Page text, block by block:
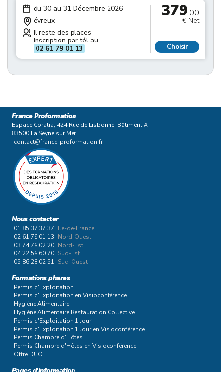
du 30 au 31 Décembre 2026
évreux
Il reste des places
Inscription par tél au
02 61 79 01 13
379.00
€ Net
Choisir
France Proformation
Espace Coralia, 424 Rue de Lisbonne, Bâtiment A
83500 La Seyne sur Mer
contact@france-proformation.fr
Nous contacter
01 85 37 37 37 Ile-de-France
02 61 79 01 13 Nord-Ouest
03 74 79 02 20 Nord-Est
04 22 59 60 70 Sud-Est
05 86 28 02 51 Sud-Ouest
Formations phares
Permis d'Exploitation
Permis d'Exploitation en Visioconférence
Hygiène Alimentaire
Hygiène Alimentaire Restauration Collective
Permis d'Exploitation 1 Jour
Permis d'Exploitation 1 Jour en Visioconférence
Permis Chambre d'Hôtes
Permis Chambre d'Hôtes en Visioconférence
Offre DUO